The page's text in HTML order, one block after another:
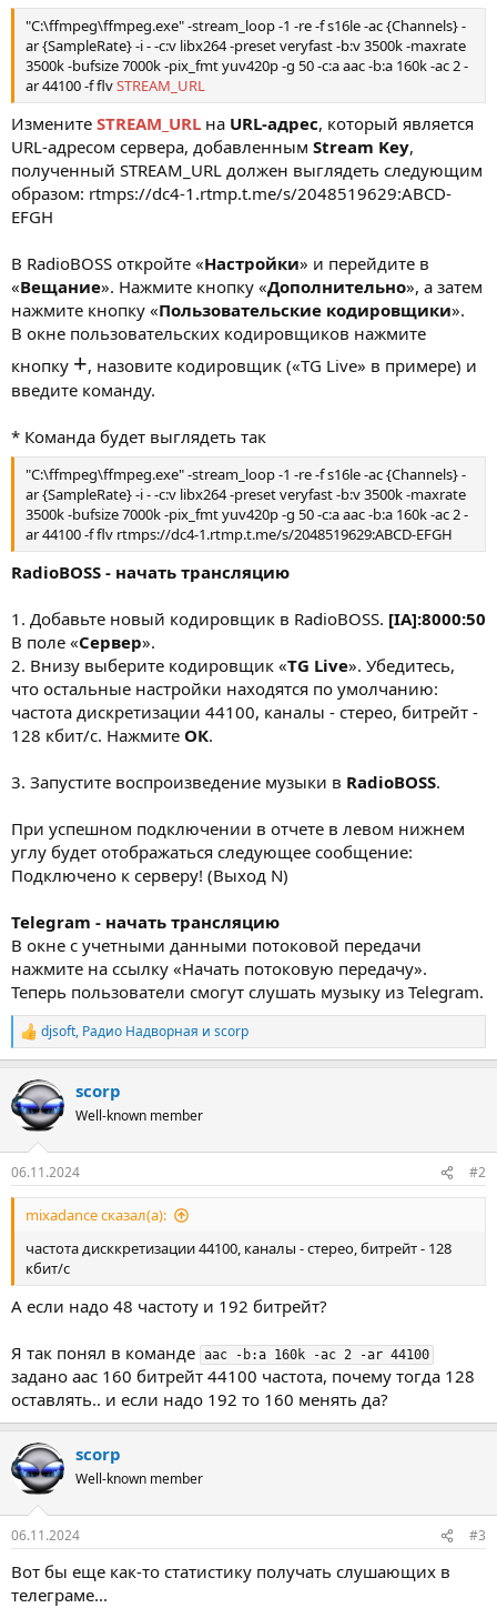
"C:\ffmpeg\ffmpeg.exe" -stream_loop -1 -re -f s16le -ac {Channels} -
ar {SampleRate} -i - -c:v libx264 -preset veryfast -b:v 3500k -maxrate
3500k -bufsize 7000k -pix_fmt yuv420p -g 50 -c:a aac -b:a 160k -ac 2 -
ar 44100 -f flvSTREAM_URL
Измените STREAM_URL на URL-адрес, который является
URL-адресом сервера, добавленным Stream Key,
полученный STREAM_URL должен выглядеть следующим
образом: rtmps://dc4-1.rtmp.t.me/s/2048519629:ABCD-
EFGH
В RadioBOSS откройте «Настройки» и перейдите в
«Вещание». Нажмите кнопку «Дополнительно», а затем
нажмите кнопку «Пользовательские кодировщики».
В окне пользовательских кодировщиков нажмите
кнопку +, назовите кодировщик («TG Live» в примере) и
введите команду.
* Команда будет выглядеть так
"C:\ffmpeg\ffmpeg.exe" -stream_loop -1 -re -f s16le -ac {Channels} -
ar {SampleRate} -i - -c:v libx264 -preset veryfast -b:v 3500k -maxrate
3500k -bufsize 7000k -pix_fmt yuv420p -g 50 -c:a aac -b:a 160k -ac 2 -
ar 44100 -f flv rtmps://dc4-1.rtmp.t.me/s/2048519629:ABCD-EFGH
RadioBOSS - начать трансляцию
1. Добавьте новый кодировщик в RadioBOSS. [IA]:8000:50
В поле «Сервер».
2. Внизу выберите кодировщик «TG Live». Убедитесь,
что остальные настройки находятся по умолчанию:
частота дискретизации 44100, каналы - стерео, битрейт -
128 кбит/с. Нажмите ОК.
3. Запустите воспроизведение музыки в RadioBOSS.
При успешном подключении в отчете в левом нижнем
углу будет отображаться следующее сообщение:
Подключено к серверу! (Выход N)
Telegram - начать трансляцию
В окне с учетными данными потоковой передачи
нажмите на ссылку «Начать потоковую передачу».
Теперь пользователи смогут слушать музыку из Telegram.
Р
е
к
ц
и
djsoft, Радио Надворная и scorp
scorp
Well-known member
06.11.2024 #2
mixadance сказал(а):
частота дисккретизации 44100, каналы - стерео, битрейт - 128
кбит/с
А если надо 48 частоту и 192 битрейт?
Я так понял в команде aac -b:a 160k -ac 2 -ar 44100
задано аас 160 битрейт 44100 частота, почему тогда 128
оставлять.. и если надо 192 то 160 менять да?
scorp
Well-known member
06.11.2024 #3
Вот бы еще как-то статистику получать слушающих в
телеграме...